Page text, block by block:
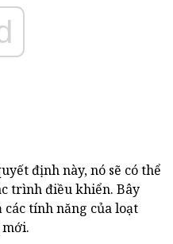
định này, nó sẽ có thể
trình điều khiển. Bây
tính năng của loạt